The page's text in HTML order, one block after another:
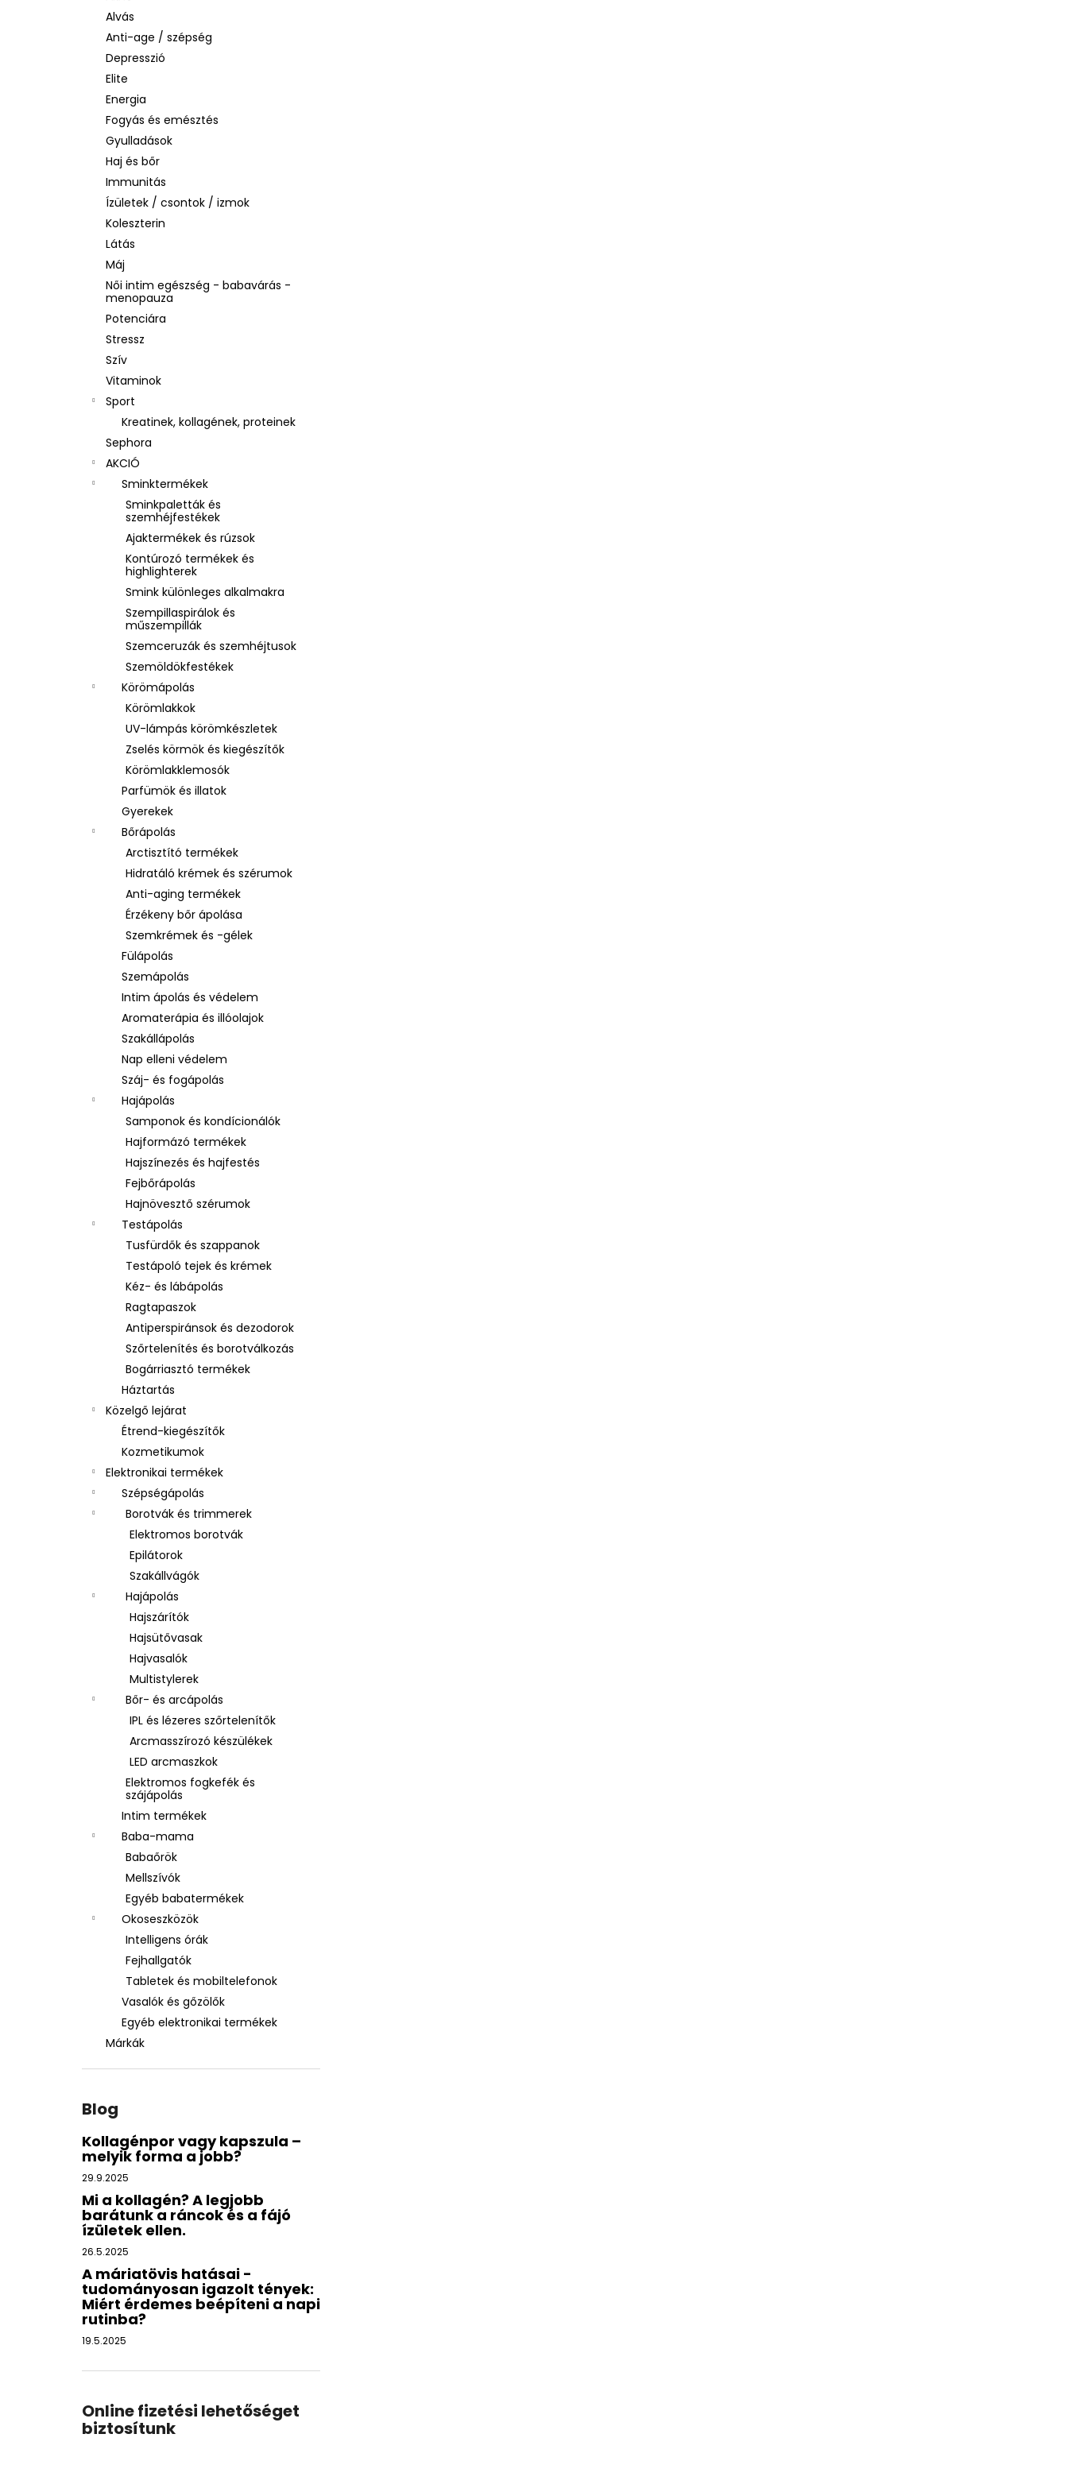
Alvás
Anti-age / szépség
Depresszió
Elite
Energia
Fogyás és emésztés
Gyulladások
Haj és bőr
Immunitás
Ízületek / csontok / izmok
Koleszterin
Látás
Máj
Női intim egészség - babavárás -
menopauza
Potenciára
Stressz
Szív
Vitaminok
Sport
Kreatinek, kollagének, proteinek
Sephora
AKCIÓ
Sminktermékek
Sminkpaletták és
szemhéjfestékek
Ajaktermékek és rúzsok
Kontúrozó termékek és
highlighterek
Smink különleges alkalmakra
Szempillaspirálok és
műszempillák
Szemceruzák és szemhéjtusok
Szemöldökfestékek
Körömápolás
Körömlakkok
UV-lámpás körömkészletek
Zselés körmök és kiegészítők
Körömlakklemosók
Parfümök és illatok
Gyerekek
Bőrápolás
Arctisztító termékek
Hidratáló krémek és szérumok
Anti-aging termékek
Érzékeny bőr ápolása
Szemkrémek és -gélek
Fülápolás
Szemápolás
Intim ápolás és védelem
Aromaterápia és illóolajok
Szakállápolás
Nap elleni védelem
Száj- és fogápolás
Hajápolás
Samponok és kondícionálók
Hajformázó termékek
Hajszínezés és hajfestés
Fejbőrápolás
Hajnövesztő szérumok
Testápolás
Tusfürdők és szappanok
Testápoló tejek és krémek
Kéz- és lábápolás
Ragtapaszok
Antiperspiránsok és dezodorok
Szőrtelenítés és borotválkozás
Bogárriasztó termékek
Háztartás
Közelgő lejárat
Étrend-kiegészítők
Kozmetikumok
Elektronikai termékek
Szépségápolás
Borotvák és trimmerek
Elektromos borotvák
Epilátorok
Szakállvágók
Hajápolás
Hajszárítók
Hajsütővasak
Hajvasalók
Multistylerek
Bőr- és arcápolás
IPL és lézeres szőrtelenítők
Arcmasszírozó készülékek
LED arcmaszkok
Elektromos fogkefék és
szájápolás
Intim termékek
Baba-mama
Babaőrök
Mellszívók
Egyéb babatermékek
Okoseszközök
Intelligens órák
Fejhallgatók
Tabletek és mobiltelefonok
Vasalók és gőzölők
Egyéb elektronikai termékek
Márkák
Blog
Kollagénpor vagy kapszula –
melyik forma a jobb?
29.9.2025
Mi a kollagén? A legjobb
barátunk a ráncok és a fájó
ízületek ellen.
26.5.2025
A máriatövis hatásai -
tudományosan igazolt tények:
Miért érdemes beépíteni a napi
rutinba?
19.5.2025
Online fizetési lehetőséget
biztosítunk
LA ROCHE-POSAY B5 RÁNCTALANÍTÓ
SZÉRUM ÉRZÉKENY BŐRRE, 10 ML
1 760 Ft
Korábbi: 4 580 Ft